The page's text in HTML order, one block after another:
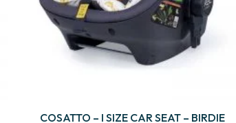
COSATTO – I SIZE CAR SEAT – BIRDIE